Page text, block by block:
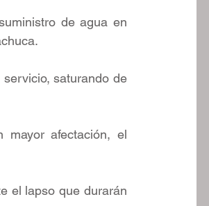
de agua en
saturando de
mayor afectación, el
el lapso que durarán